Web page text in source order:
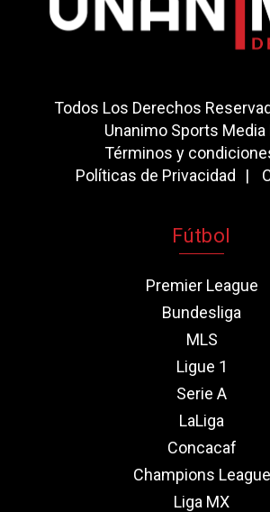
Todos Los Derechos
Unanimo Sports Media
Términos y
Políticas de Privacidad
Fútbol
Premier League
Bundesliga
MLS
Ligue 1
Serie A
LaLiga
Concacaf
Champions League
Liga MX